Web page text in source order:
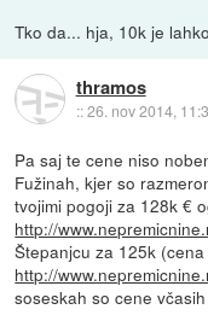
Tko da... hja, 10k je
thramos
::26. nov 2014,
Pa saj te cene niso
Fužinah, kjer so
tvojimi pogoji za 128k €
http://
Štepanjcu za 125k
http://
soseskah so cene